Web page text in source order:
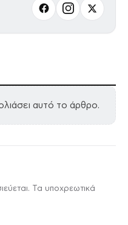
αυτό το άρθρο.
Τα υποχρεωτικά